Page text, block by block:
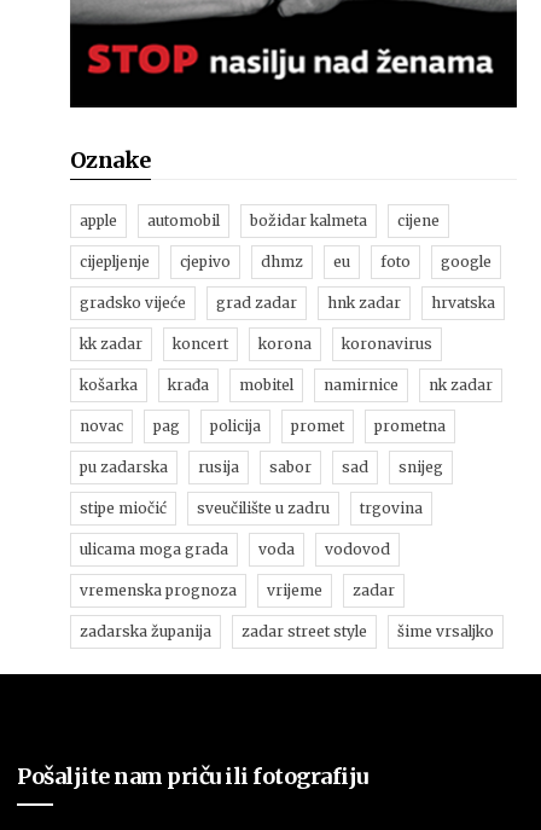
Oznake
apple automobil božidar kalmeta cijene
cijepljenje cjepivo dhmz eu foto google
gradsko vijeće grad zadar hnk zadar hrvatska
kk zadar koncert korona koronavirus
košarka krađa mobitel namirnice nk zadar
novac pag policija promet prometna
pu zadarska rusija sabor sad snijeg
stipe miočić sveučilište u zadru trgovina
ulicama moga grada voda vodovod
vremenska prognoza vrijeme zadar
zadarska županija zadar street style šime vrsaljko
Pošaljite nam priču ili fotografiju